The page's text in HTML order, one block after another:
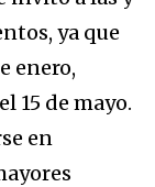
ya que
enero,
15 de mayo.
en